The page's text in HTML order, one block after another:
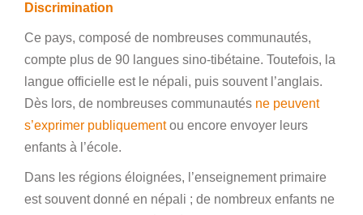
Discrimination
Ce pays, composé de nombreuses communautés,
compte plus de 90 langues sino-tibétaine. Toutefois, la
langue officielle est le népali, puis souvent l’anglais.
Dès lors, de nombreuses communautés ne peuvent
s’exprimer publiquementou encore envoyer leurs
enfants à l’école.
Dans les régions éloignées, l’enseignement primaire
est souvent donné en népali ; de nombreux enfants ne